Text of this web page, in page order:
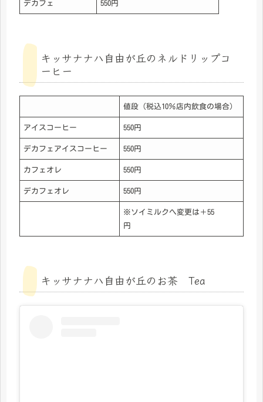
デカフェ 550円
キッサナナハ自由が丘のネルドリップコ
ーヒー
値段（税込10％店内飲食の場合）
アイスコーヒー 550円
デカフェアイスコーヒー 550円
カフェオレ 550円
デカフェオレ 550円
※ソイミルクへ変更は＋55
円
キッサナナハ自由が丘のお茶 Tea